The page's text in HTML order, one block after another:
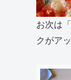
お次は
クがア